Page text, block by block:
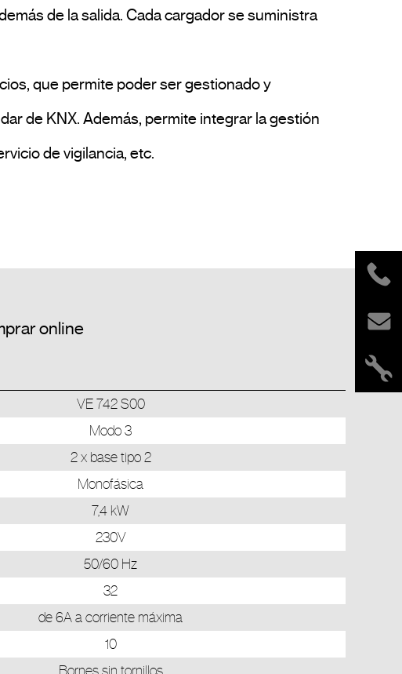
de KNX. Además, permite integrar la gestión
de vigilancia, etc.
online
VE 742 S00
Modo 3
2 x base tipo 2
Monofásica
7,4 kW
230V
50/60 Hz
32
de 6A a corriente máxima
10